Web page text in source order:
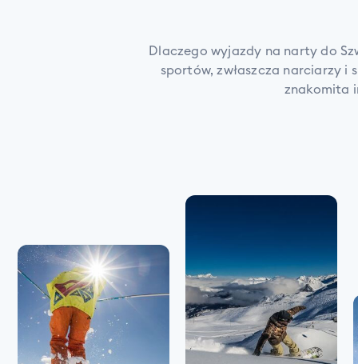
Dlaczego wyjazdy na narty do
sportów, zwłaszcza narciarzy i
znakomita